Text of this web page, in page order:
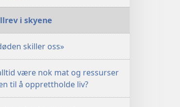
i skyene
skiller oss»
være nok mat og ressurser
til å opprettholde liv?